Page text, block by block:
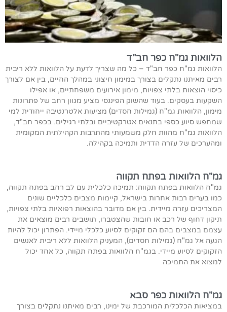
הלוואות גמ"ח כפר חב"ד
הלוואות גמ"ח כפר חב"ד – כל מה שצריך לדעת על הלוואות ללא ריבית
רבים מאיתנו נתקלים בצורך במימון חיצוני במהלך החיים, בין אם לצורך
כיסוי הוצאות בלתי צפויות, מימון אירועים משפחתיים, או אפילו
השקעות בעסקים. בעוד שהשוק הפיננסי מציע מגוון רחב של פתרונות
מימון, הלוואות גמ"ח (גמילות חסדים) מציעות אלטרנטיבה ייחודית למי
שמחפש סיוע כספי בתנאים אטרקטיביים ובלתי רגילים. בכפר חב"ד,
הלוואות גמ"ח מהוות חלק משמעותי מהתרבות הקהילתית המקומית
ומהערכים של עזרה הדדית ותמיכה בקהילה.
גמ"ח הלוואות בפתח תקווה
גמ"ח הלוואות בפתח תקווה: תמיכה כלכלית עם לב רחב בפתח תקווה,
כמו בערים רבות אחרות בישראל, קיימות מצבים כלכליים שונים
המצריכים עזרה מיידית. בין אם מדובר בהוצאות רפואיות בלתי צפויות,
תיקון דחוף של רכב או חובות שהצטברו, תושבים רבים מוצאים את
עצמם במצבים בהם הם זקוקים לסיוע כלכלי מיידי. הפתרון יכול להיות
הגעה אל גמ"ח (גמילות חסדים), המעניק הלוואות ללא ריבית לאנשים
הזקוקים לסיוע מיידי. בגמ"ח הלוואות בפתח תקווה, כל אחד יכול
למצוא את התמיכה
גמ"ח הלוואות כפר סבא
במציאות הכלכלית המורכבת של ימינו, רבים מאיתנו נתקלים בצורך